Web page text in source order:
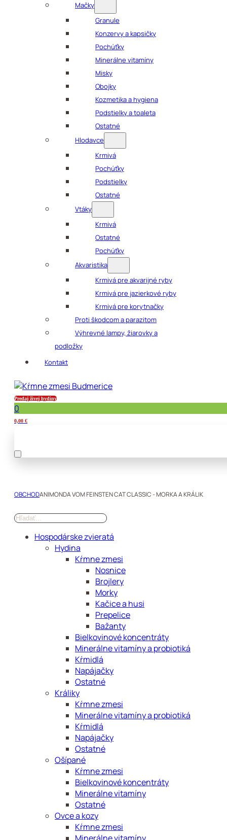
Mačky
Granule
Konzervy a kapsičky
Pochúťky
Minerálne vitamíny
Misky
Obojky
Kozmetika a hygiena
Podstielky a toaleta
Ostatné
Hlodavce
Krmivá
Pochúťky
Podstielky
Ostatné
Vtáky
Krmivá
Ostatné
Pochúťky
Akvaristika
Krmivá pre akvarijné ryby
Krmivá pre jazierkové ryby
Krmivá pre korytnačky
Proti škodcom a parazitom
Výhrevné lampy, žiarovky a
podložky
Kontakt
Predaj živej hydiny
0
0,00 €
OBCHODANIMONDA VOM FEINSTEN CAT CLASSIC - MORKA A KRÁLIK
Hospodárske zvieratá
Hydina
Kŕmne zmesi
Nosnice
Brojlery
Morky
Kačice a husi
Prepelice
Bažanty
Bielkovinové koncentráty
Minerálne vitamíny a probiotiká
Kŕmidlá
Napájačky
Ostatné
Králiky
Kŕmne zmesi
Minerálne vitamíny a probiotiká
Kŕmidlá
Napájačky
Ostatné
Ošípané
Kŕmne zmesi
Bielkovinové koncentráty
Minerálne vitamíny
Ostatné
Ovce a kozy
Kŕmne zmesi